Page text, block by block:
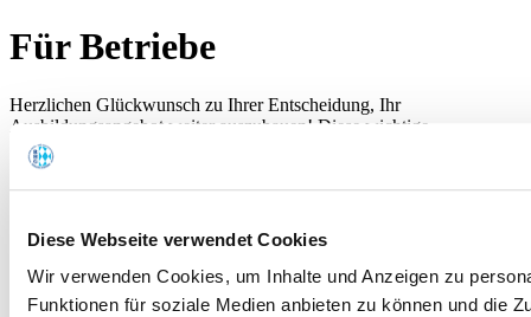
Diese Webseite verwendet Cookies
Wir verwenden Cookies, um Inhalte und Anzeigen zu
Funktionen für soziale Medien anbieten zu können und die
Für Betriebe
Herzlichen Glückwunsch zu Ihrer Entscheidung, Ihr
Ausbildungsangebot weiter auszubauen! Diese wichtige
Verantwortung bietet Ihnen die Chance, junge Menschen auf ihrem
Weg ins Berufsleben zu begleiten und ihre berufliche Zukunft aktiv
mitzugestalten.
Als Ausbildungsbetrieb leisten Sie nicht nur einen Beitrag zur
Fachkräftesicherung, sondern übernehmen auch eine
Vorbildfunktion und fördern die sozialen und persönlichen
Kompetenzen Ihrer Auszubildenden.